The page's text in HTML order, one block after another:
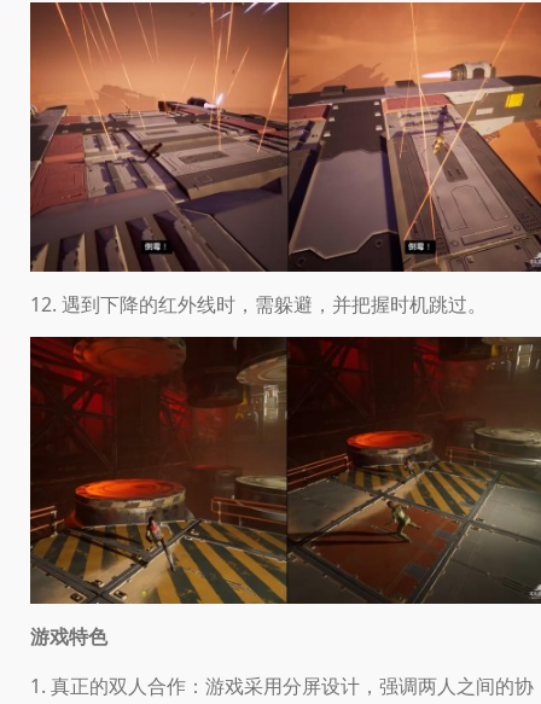
12. 遇到下降的红外线时，需躲避，并把握时机跳过。
游戏特色
1. 真正的双人合作：游戏采用分屏设计，强调两人之间的协